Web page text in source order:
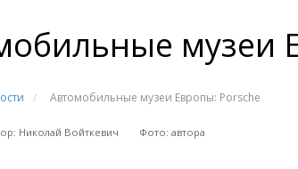
музеи
/ Автомобильные музеи Европы: Porsche
Николай Войткевич Фото: автора